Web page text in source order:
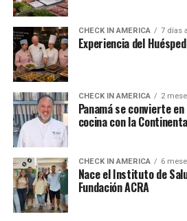
CHECK IN AMERICA 7 días
Experiencia del Huésped
CHECK IN AMERICA 2
Panamá se convierte
cocina con la
CHECK IN AMERICA 6
Nace el Instituto de
Fundación ACRA